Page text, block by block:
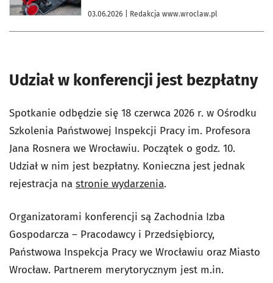
03.06.2026 | Redakcja www.wroclaw.pl
Udział w konferencji jest bezpłatny
Spotkanie odbędzie się 18 czerwca 2026 r. w Ośrodku
Szkolenia Państwowej Inspekcji Pracy im. Profesora
Jana Rosnera we Wrocławiu. Początek o godz. 10.
Udział w nim jest bezpłatny. Konieczna jest jednak
rejestracja na stronie wydarzenia.
Organizatorami konferencji są Zachodnia Izba
Gospodarcza – Pracodawcy i Przedsiębiorcy,
Państwowa Inspekcja Pracy we Wrocławiu oraz Miasto
Wrocław. Partnerem merytorycznym jest m.in.